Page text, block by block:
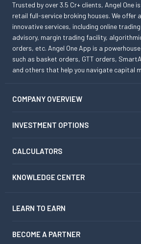
Trusted by over 3.5 Cr+ clients, Angel One
retail full-service broking houses. We offer
innovative services, including online
advisory, margin trading facility,
orders, etc. Angel One App is a
such as basket orders, GTT orders,
and others that help you navigate capital
COMPANY OVERVIEW
INVESTMENT OPTIONS
CALCULATORS
KNOWLEDGE CENTER
LEARN TO EARN
BECOME A PARTNER